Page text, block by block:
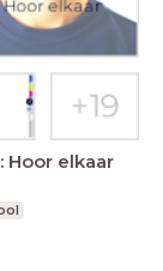
Hoor elkaar